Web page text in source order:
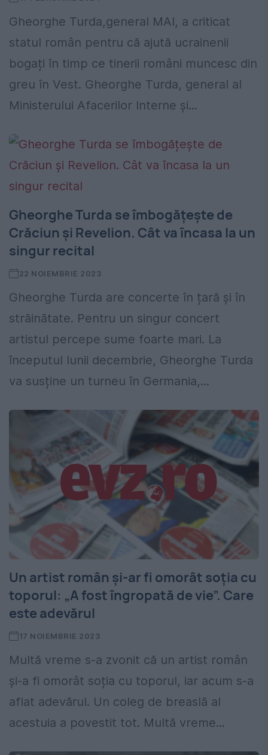
Gheorghe Turda,general MAI, a criticat
statul român pentru că ajută ucrainenii
bogați în timp ce tinerii români muncesc din
greu în Vest. Gheorghe Turda, general al
Ministerului Afacerilor Interne și...
Gheorghe Turda se îmbogățește de
Crăciun şi Revelion. Cât va încasa la un
singur recital
22 NOIEMBRIE 2023
Gheorghe Turda are concerte în țară şi în
străinătate. Pentru un singur concert
artistul percepe sume foarte mari. La
începutul lunii decembrie, Gheorghe Turda
va susține un turneu în Germania,...
Un artist român și-ar fi omorât soția cu
toporul: „A fost îngropată de vie”. Care
este adevărul
17 NOIEMBRIE 2023
Multă vreme s-a zvonit că un artist român
și-a fi omorât soția cu toporul, iar acum s-a
aflat adevărul. Un coleg de breaslă al
acestuia a povestit tot. Multă vreme...